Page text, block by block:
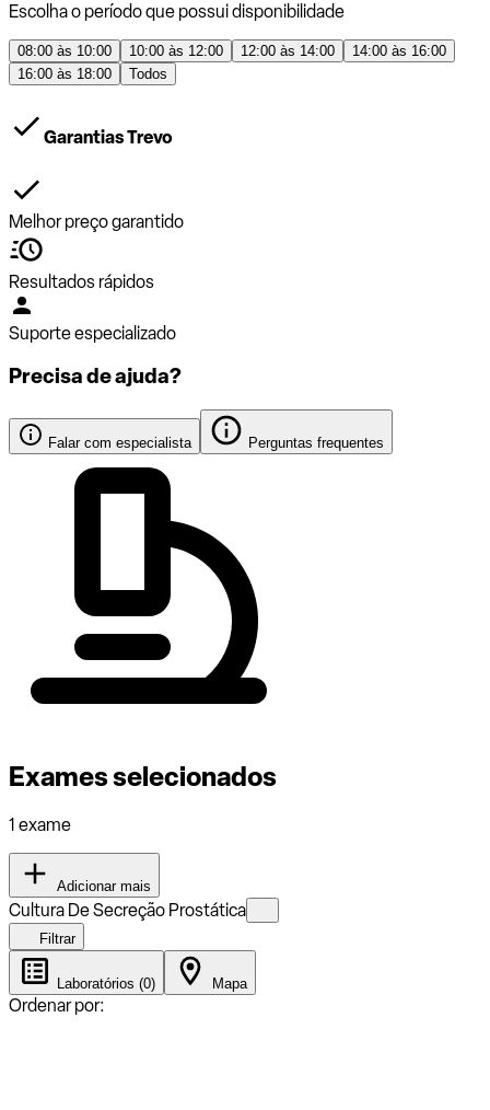
Escolha o período que possui disponibilidade
08:00 às 10:00 10:00 às 12:00 12:00 às 14:00
14:00 às 16:00
16:00 às 18:00
Todos
Garantias Trevo
Melhor preço garantido
Resultados rápidos
Suporte especializado
Precisa de ajuda?
Falar com especialista Perguntas frequentes
Exames selecionados
1 exame
Adicionar mais
Cultura De Secreção Prostática
Filtrar
Laboratórios (0) Mapa
Ordenar por: